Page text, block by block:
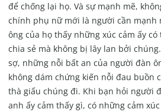
để chống lại họ. Và sự mạnh mẽ,
chính phụ nữ mới là người cần mạnh
ông của họ thấy những xúc cảm ấy
chia sẻ mà không bị lây lan bởi
sợ, những nỗi bất an của người đàn
không dám chứng kiến nỗi đau buồn
thà giấu chúng đi. Khi bạn hỏi người
anh ấy cảm thấy gì, có những cảm